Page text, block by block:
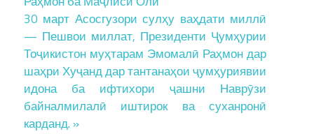
30 март Асосгузори сулҳу ваҳдати миллӣ
— Пешвои миллат, Президенти Ҷумҳурии
Тоҷикистон муҳтарам Эмомалӣ Раҳмон дар
шаҳри Хуҷанд дар тантанаҳои ҷумҳуриявии
идона ба ифтихори ҷашни Наврӯзи
байналмилалӣ иштирок ва суханронӣ
карданд. »